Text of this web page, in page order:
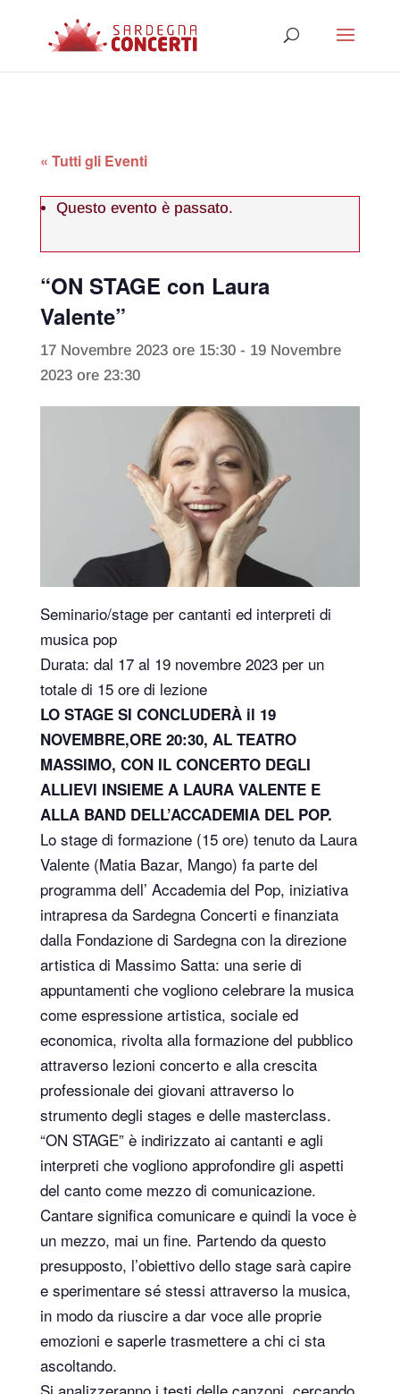
« Tutti gli Eventi
Questo evento è passato.
“ON STAGE con Laura
Valente”
17 Novembre 2023 ore 15:30- 19 Novembre
2023 ore 23:30
Seminario/stage per cantanti ed interpreti di
musica pop
Durata: dal 17 al 19 novembre 2023 per un
totale di 15 ore di lezione
LO STAGE SI CONCLUDERÀ il 19
NOVEMBRE,ORE 20:30, AL TEATRO
MASSIMO, CON IL CONCERTO DEGLI
ALLIEVI INSIEME A LAURA VALENTE E
ALLA BAND DELL’ACCADEMIA DEL POP.
Lo stage di formazione (15 ore) tenuto da Laura
Valente (Matia Bazar, Mango) fa parte del
programma dell’ Accademia del Pop, iniziativa
intrapresa da Sardegna Concerti e finanziata
dalla Fondazione di Sardegna con la direzione
artistica di Massimo Satta: una serie di
appuntamenti che vogliono celebrare la musica
come espressione artistica, sociale ed
economica, rivolta alla formazione del pubblico
attraverso lezioni concerto e alla crescita
professionale dei giovani attraverso lo
strumento degli stages e delle masterclass.
“ON STAGE” è indirizzato ai cantanti e agli
interpreti che vogliono approfondire gli aspetti
del canto come mezzo di comunicazione.
Cantare significa comunicare e quindi la voce è
un mezzo, mai un fine. Partendo da questo
presupposto, l’obiettivo dello stage sarà capire
e sperimentare sé stessi attraverso la musica,
in modo da riuscire a dar voce alle proprie
emozioni e saperle trasmettere a chi ci sta
ascoltando.